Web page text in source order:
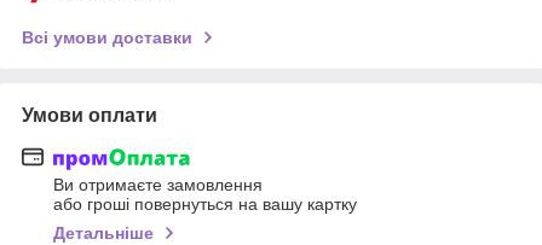
Всі умови доставки
Умови оплати
Ви отримаєте замовлення
або гроші повернуться на вашу картку
Детальніше